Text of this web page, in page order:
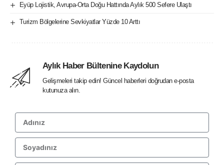
Eyüp Lojistik, Avrupa-Orta Doğu Hattında Aylık 500 Sefere Ulaştı
Turizm Bölgelerine Sevkiyatlar Yüzde 10 Arttı
Aylık Haber Bültenine Kaydolun
Gelişmeleri takip edin! Güncel haberleri doğrudan e-posta
kutunuza alın.